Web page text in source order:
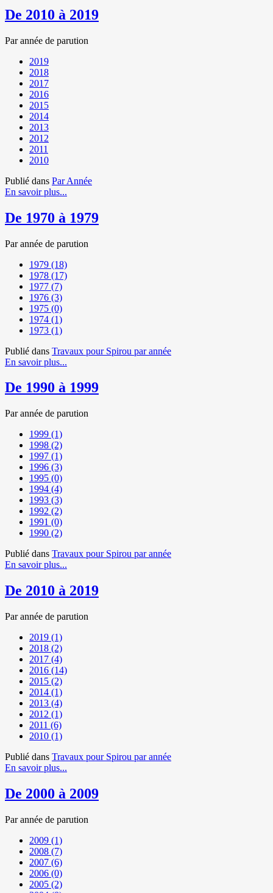
De 2010 à 2019
Par année de parution
2019
2018
2017
2016
2015
2014
2013
2012
2011
2010
Publié dans Par Année
En savoir plus...
De 1970 à 1979
Par année de parution
1979 (18)
1978 (17)
1977 (7)
1976 (3)
1975 (0)
1974 (1)
1973 (1)
Publié dans Travaux pour Spirou par année
En savoir plus...
De 1990 à 1999
Par année de parution
1999 (1)
1998 (2)
1997 (1)
1996 (3)
1995 (0)
1994 (4)
1993 (3)
1992 (2)
1991 (0)
1990 (2)
Publié dans Travaux pour Spirou par année
En savoir plus...
De 2010 à 2019
Par année de parution
2019 (1)
2018 (2)
2017 (4)
2016 (14)
2015 (2)
2014 (1)
2013 (4)
2012 (1)
2011 (6)
2010 (1)
Publié dans Travaux pour Spirou par année
En savoir plus...
De 2000 à 2009
Par année de parution
2009 (1)
2008 (7)
2007 (6)
2006 (0)
2005 (2)